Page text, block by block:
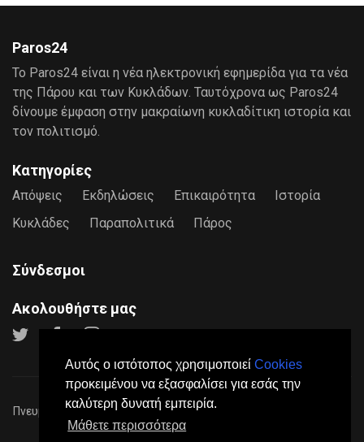
Αυτός ο ιστότοπος χρησιμοποιεί Cookies
προκειμένου να εξασφαλίσει για εσάς την
καλύτερη δυνατή εμπειρία.
Μάθετε περισσότερα
Paros24
Το Paros24 είναι η νέα ηλεκτρονική εφημερίδα για τα νέα
της Πάρου και των Κυκλάδων. Ταυτόχρονα ως Paros24
δίνουμε έμφαση στην μακραίωνη κυκλαδίτικη ιστορία και
τον πολιτισμό.
Κατηγορίες
Απόψεις Εκδηλώσεις Επικαιρότητα
Ιστορία
Κυκλάδες
Παραπολιτικά Πάρος
Σύνδεσμοι
Ακολουθήστε μας
Πνευματικά Δικαιώματα © 2026Paros24
νόμιμου δικαιώματος.